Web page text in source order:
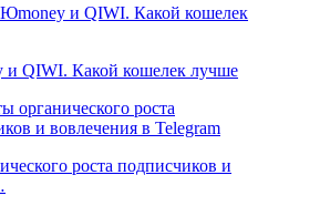
QIWI. Какой кошелек лучше
роста подписчиков и